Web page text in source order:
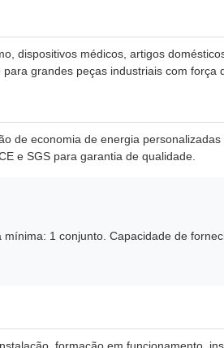
dispositivos médicos, artigos
grandes peças industriais com força
de economia de energia
e SGS para garantia de qualidade.
1 conjunto. Capacidade de